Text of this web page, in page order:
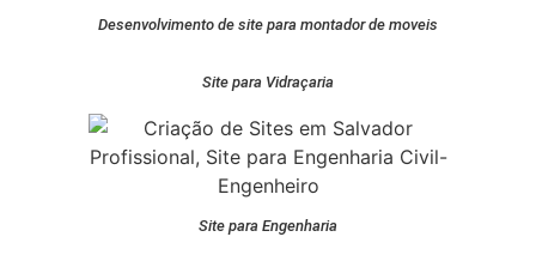
Desenvolvimento de site para montador de moveis
Site para Vidraçaria
Site para Engenharia